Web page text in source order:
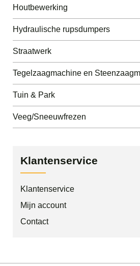
Houtbewerking
Hydraulische rupsdumpers
Straatwerk
Tegelzaagmachine en
Tuin & Park
Veeg/Sneeuwfrezen
Klantenservice
Klantenservice
Mijn account
Contact